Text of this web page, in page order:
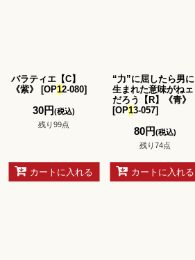
バラティエ【C】
《紫》
[OP12-080]
30円(税込)
残り99点
カートに入れる
“力”に屈したら男に
生まれた意味がねェ
だろう【R】《青》
[OP13-057]
80円(税込)
残り74点
カートに入れる